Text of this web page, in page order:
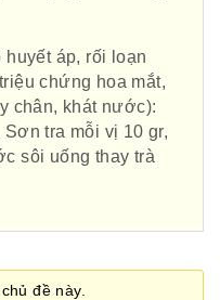
áp, rối loạn
chứng hoa mắt,
chân, khát nước):
tra mỗi vị 10 gr,
sôi uống thay trà
đề này.
tư nhân Việt